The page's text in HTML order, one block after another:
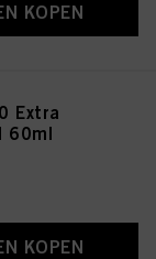
KOPEN
Extra
60ml
KOPEN